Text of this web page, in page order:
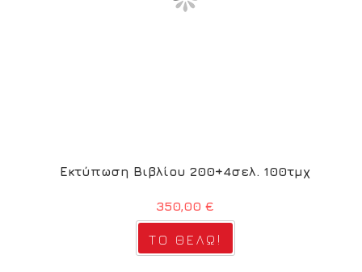
Εκτύπωση Βιβλίου 200+4σελ. 100τμχ
350,00 €